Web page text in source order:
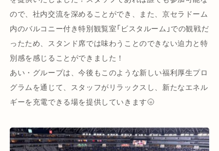
ので、社内交流を深めることができ、また、京セラドーム
内のバルコニー付き特別観覧室「ビスタルーム」での観戦だ
ったため、スタンド席では味わうことのできない迫力と特
別感を感じることができました！
あい・グループは、今後もこのような新しい福利厚生プロ
グラムを通じて、スタッフがリラックスし、新たなエネル
ギーを充電できる場を提供していきます🌝